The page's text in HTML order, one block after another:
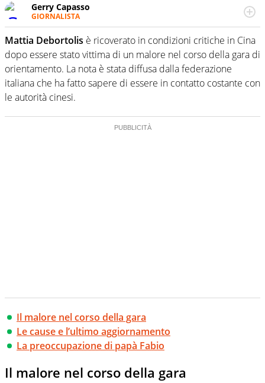
Gerry Capasso
GIORNALISTA
Per lui gli sport americani non hanno segreti: basket,
football, baseball e la capacità innata di trovare la notizia
dove altri non vedono granché
Mattia Debortolis è ricoverato in condizioni critiche in Cina
dopo essere stato vittima di un malore nel corso della gara di
orientamento. La nota è stata diffusa dalla federazione
italiana che ha fatto sapere di essere in contatto costante con
le autorità cinesi.
Il malore nel corso della gara
Le cause e l’ultimo aggiornamento
La preoccupazione di papà Fabio
Il malore nel corso della gara